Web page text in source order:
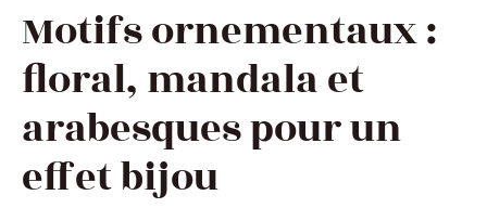
Motifs ornementaux :
floral, mandala et
arabesques pour un
effet bijou